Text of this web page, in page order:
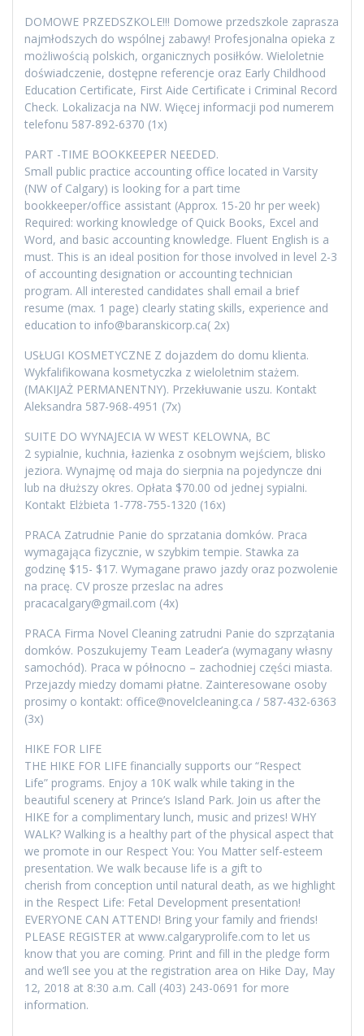
DOMOWE PRZEDSZKOLE!!! Domowe przedszkole zaprasza
najmłodszych do wspólnej zabawy! Profesjonalna opieka z
możliwością polskich, organicznych posiłków. Wieloletnie
doświadczenie, dostępne referencje oraz Early Childhood
Education Certificate, First Aide Certificate i Criminal Record
Check. Lokalizacja na NW. Więcej informacji pod numerem
telefonu 587-892-6370 (1x)
PART -TIME BOOKKEEPER NEEDED.
Small public practice accounting office located in Varsity
(NW of Calgary) is looking for a part time
bookkeeper/office assistant (Approx. 15-20 hr per week)
Required: working knowledge of Quick Books, Excel and
Word, and basic accounting knowledge. Fluent English is a
must. This is an ideal position for those involved in level 2-3
of accounting designation or accounting technician
program. All interested candidates shall email a brief
resume (max. 1 page) clearly stating skills, experience and
education to info@baranskicorp.ca( 2x)
USŁUGI KOSMETYCZNE Z dojazdem do domu klienta.
Wykfalifikowana kosmetyczka z wieloletnim stażem.
(MAKIJAŻ PERMANENTNY). Przekłuwanie uszu. Kontakt
Aleksandra 587-968-4951 (7x)
SUITE DO WYNAJECIA W WEST KELOWNA, BC
2 sypialnie, kuchnia, łazienka z osobnym wejściem, blisko
jeziora. Wynajmę od maja do sierpnia na pojedyncze dni
lub na dłuższy okres. Opłata $70.00 od jednej sypialni.
Kontakt Elżbieta 1-778-755-1320 (16x)
PRACA Zatrudnie Panie do sprzatania domków. Praca
wymagająca fizycznie, w szybkim tempie. Stawka za
godzinę $15- $17. Wymagane prawo jazdy oraz pozwolenie
na pracę. CV prosze przeslac na adres
pracacalgary@gmail.com (4x)
PRACA Firma Novel Cleaning zatrudni Panie do szprzątania
domków. Poszukujemy Team Leader’a (wymagany własny
samochód). Praca w północno – zachodniej części miasta.
Przejazdy miedzy domami płatne. Zainteresowane osoby
prosimy o kontakt: office@novelcleaning.ca / 587-432-6363
(3x)
HIKE FOR LIFE
THE HIKE FOR LIFE financially supports our “Respect
Life” programs. Enjoy a 10K walk while taking in the
beautiful scenery at Prince’s Island Park. Join us after the
HIKE for a complimentary lunch, music and prizes! WHY
WALK? Walking is a healthy part of the physical aspect that
we promote in our Respect You: You Matter self-esteem
presentation. We walk because life is a gift to
cherish from conception until natural death, as we highlight
in the Respect Life: Fetal Development presentation!
EVERYONE CAN ATTEND! Bring your family and friends!
PLEASE REGISTER at www.calgaryprolife.com to let us
know that you are coming. Print and fill in the pledge form
and we’ll see you at the registration area on Hike Day, May
12, 2018 at 8:30 a.m. Call (403) 243-0691 for more
information.